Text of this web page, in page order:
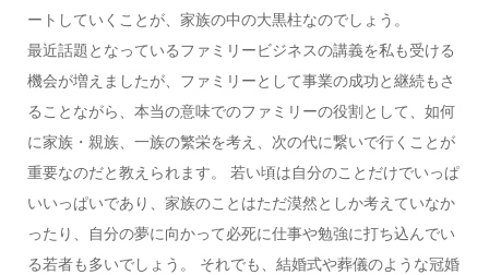
ートしていくことが、家族の中の大黒柱なのでしょう。
最近話題となっているファミリービジネスの講義を私も受ける
機会が増えましたが、ファミリーとして事業の成功と継続もさ
ることながら、本当の意味でのファミリーの役割として、如何
に家族・親族、一族の繁栄を考え、次の代に繋いで行くことが
重要なのだと教えられます。 若い頃は自分のことだけでいっぱ
いいっぱいであり、家族のことはただ漠然としか考えていなか
ったり、自分の夢に向かって必死に仕事や勉強に打ち込んでい
る若者も多いでしょう。 それでも、結婚式や葬儀のような冠婚